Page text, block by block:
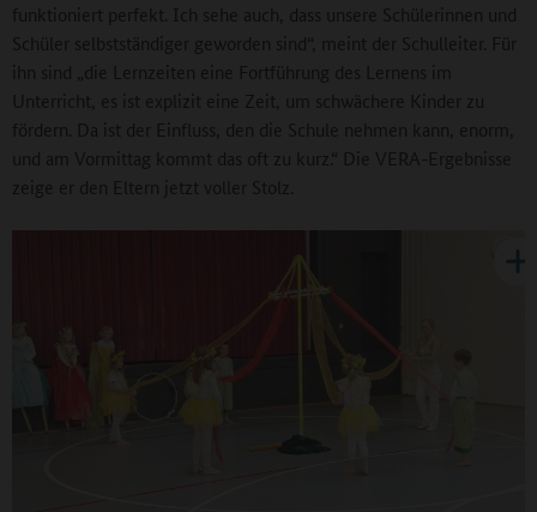
funktioniert perfekt. Ich sehe auch, dass unsere Schülerinnen und
Schüler selbstständiger geworden sind“, meint der Schulleiter. Für
ihn sind „die Lernzeiten eine Fortführung des Lernens im
Unterricht, es ist explizit eine Zeit, um schwächere Kinder zu
fördern. Da ist der Einfluss, den die Schule nehmen kann, enorm,
und am Vormittag kommt das oft zu kurz.“ Die VERA-Ergebnisse
zeige er den Eltern jetzt voller Stolz.